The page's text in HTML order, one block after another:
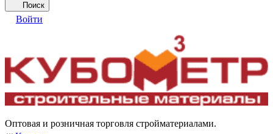
Поиск
Войти
Оптовая и розничная торговля стройматериалами.